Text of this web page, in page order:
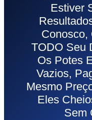
Estiver
Conosco,
TODO Seu
Os Potes
Vazios,
Mesmo
Eles
Sem